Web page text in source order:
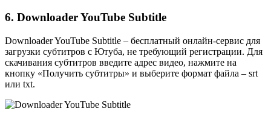
6. Downloader YouTube Subtitle
Downloader YouTube Subtitle – бесплатный онлайн-сервис для
загрузки субтитров с Ютуба, не требующий регистрации. Для
скачивания субтитров введите адрес видео, нажмите на
кнопку «Получить субтитры» и выберите формат файла – srt
или txt.